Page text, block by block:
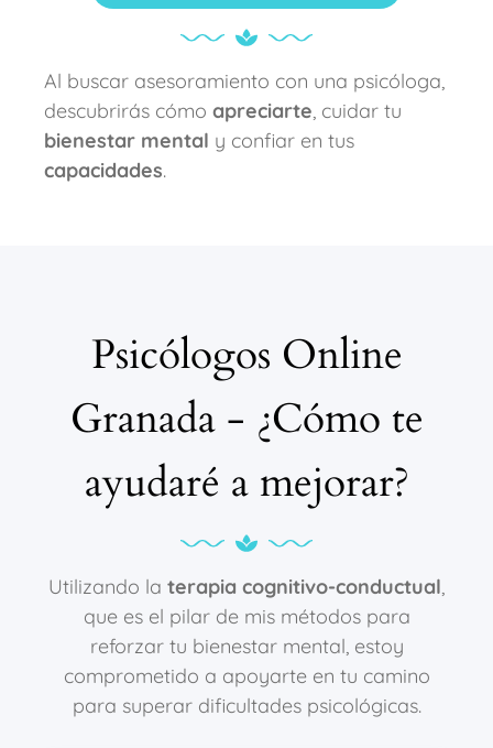
Al buscar asesoramiento con una psicóloga,
descubrirás cómo apreciarte, cuidar tu
bienestar mental y confiar en tus
capacidades.
Psicólogos Online
Granada - ¿Cómo te
ayudaré a mejorar?
Utilizando la terapia cognitivo-conductual,
que es el pilar de mis métodos para
reforzar tu bienestar mental, estoy
comprometido a apoyarte en tu camino
para superar dificultades psicológicas.